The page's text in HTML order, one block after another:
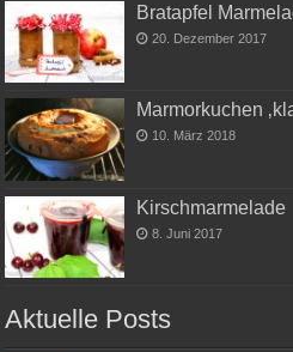
Bratapfel
20. Dezember 2017
Marmorkuchen
10. März 2018
Kirschmarmelade
8. Juni 2017
Aktuelle Posts